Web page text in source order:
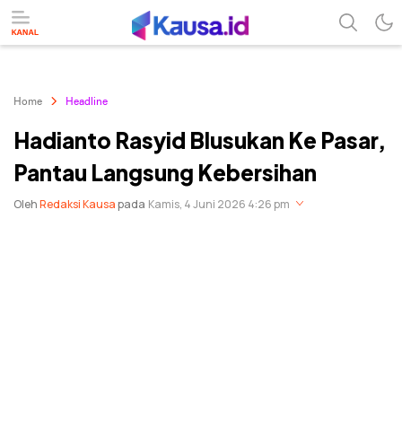
Home Headline
Hadianto Rasyid Blusukan Ke Pasar,
Pantau Langsung Kebersihan
OlehRedaksi Kausapada Kamis, 4 Juni 2026 4:26 pm